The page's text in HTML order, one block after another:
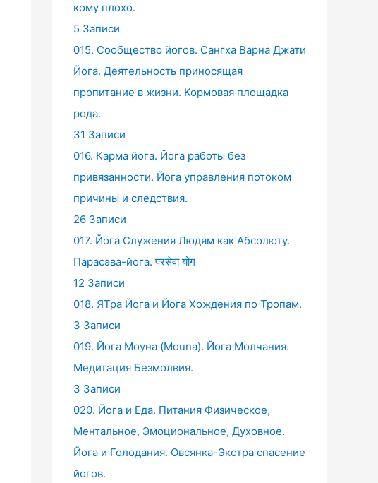
кому плохо.
5 Записи
015. Сообщество йогов. Сангха Варна Джати
Йога. Деятельность приносящая
пропитание в жизни. Кормовая площадка
рода.
31 Записи
016. Карма йога. Йога работы без
привязанности. Йога управления потоком
причины и следствия.
26 Записи
017. Йога Служения Людям как Абсолюту.
Парасэва-йога. परसेवा योग
12 Записи
018. ЯТра Йога и Йога Хождения по Тропам.
3 Записи
019. Йога Моуна (Mouna). Йога Молчания.
Медитация Безмолвия.
3 Записи
020. Йога и Еда. Питания Физическое,
Ментальное, Эмоциональное, Духовное.
Йога и Голодания. Овсянка-Экстра спасение
йогов.